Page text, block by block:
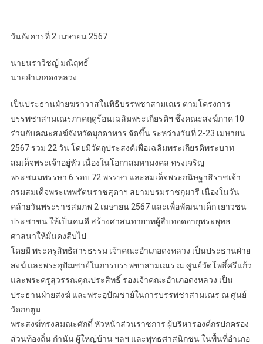
วันอังคารที่ 2 เมษายน 2567
นายนราวิชญ์ มณีฤทธิ์
นายอำเภอดงหลวง
เป็นประธานฝ่ายฆราวาสในพิธีบรรพชาสามเณร ตามโครงการ
บรรพชาสามเณรภาคฤดูร้อนเฉลิมพระเกียรติฯ ซึ่งคณะสงฆ์ภาค 10
ร่วมกับคณะสงฆ์จังหวัดมุกดาหาร จัดขึ้น ระหว่างวันที่ 2-23 เมษายน
2567 รวม 22 วัน โดยมีวัตถุประสงค์เพื่อเฉลิมพระเกียรติพระบาท
สมเด็จพระเจ้าอยู่หัว เนื่องในโอกาสมหามงคล ทรงเจริญ
พระชนมพรรษา 6 รอบ 72 พรรษา และสมเด็จพระกนิษฐาธิราชเจ้า
กรมสมเด็จพระเทพรัตนราชสุดาฯ สยามบรมราชกุมารี เนื่องในวัน
คล้ายวันพระราชสมภพ 2 เมษายน 2567 และเพื่อพัฒนาเด็ก เยาวชน
ประชาชน ให้เป็นคนดี สร้างศาสนทายาทผู้สืบทอดอายุพระพุทธ
ศาสนาให้มั่นคงสืบไป
โดยมี พระครูสิทธิสารธรรม เจ้าคณะอำเภอดงหลวง เป็นประธานฝ่าย
สงฆ์ และพระอุปัฌชาย์ในการบรรพชาสามเณร ณ ศูนย์วัดโพธิ์ศรีแก้ว
และพระครูสุวรรณคุณประสิทธิ์ รองเจ้าคณะอำเภอดงหลวง เป็น
ประธานฝ่ายสงฆ์ และพระอุปัฌชาย์ในการบรรพชาสามเณร ณ ศูนย์
วัดกกตูม
พระสงฆ์ทรงสมณะศักดิ์ หัวหน้าส่วนราชการ ผู้บริหารองค์กรปกครอง
ส่วนท้องถิ่น กำนัน ผู้ใหญ่บ้าน ฯลฯ และพุทธศาสนิกชน ในพื้นที่อำเภอ